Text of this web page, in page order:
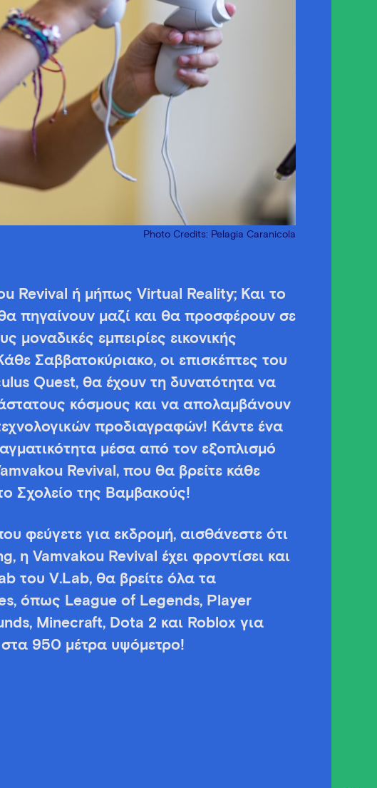
Photo Credits: Pelagia Caranicola
Revival ή μήπως Virtual Reality; Και το
πηγαίνουν μαζί και θα προσφέρουν σε
μοναδικές εμπειρίες εικονικής
Σαββατοκύριακο, οι επισκέπτες του
Quest, θα έχουν τη δυνατότητα να
κόσμους και να απολαμβάνουν
προδιαγραφών! Κάντε ένα
μέσα από τον εξοπλισμό
Revival, που θα βρείτε κάθε
Σχολείο της Βαμβακούς!
φεύγετε για εκδρομή, αισθάνεστε ότι
η Vamvakou Revival έχει φροντίσει και
του V.Lab, θα βρείτε όλα τα
όπως League of Legends, Player
Minecraft, Dota 2 και Roblox για
στα 950 μέτρα υψόμετρο!